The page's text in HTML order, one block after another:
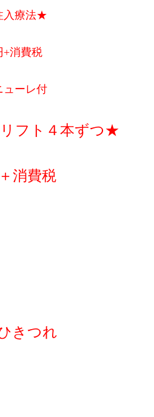
入療法★
消費税
ューレ付
フト４本ずつ★
消費税
きつれ